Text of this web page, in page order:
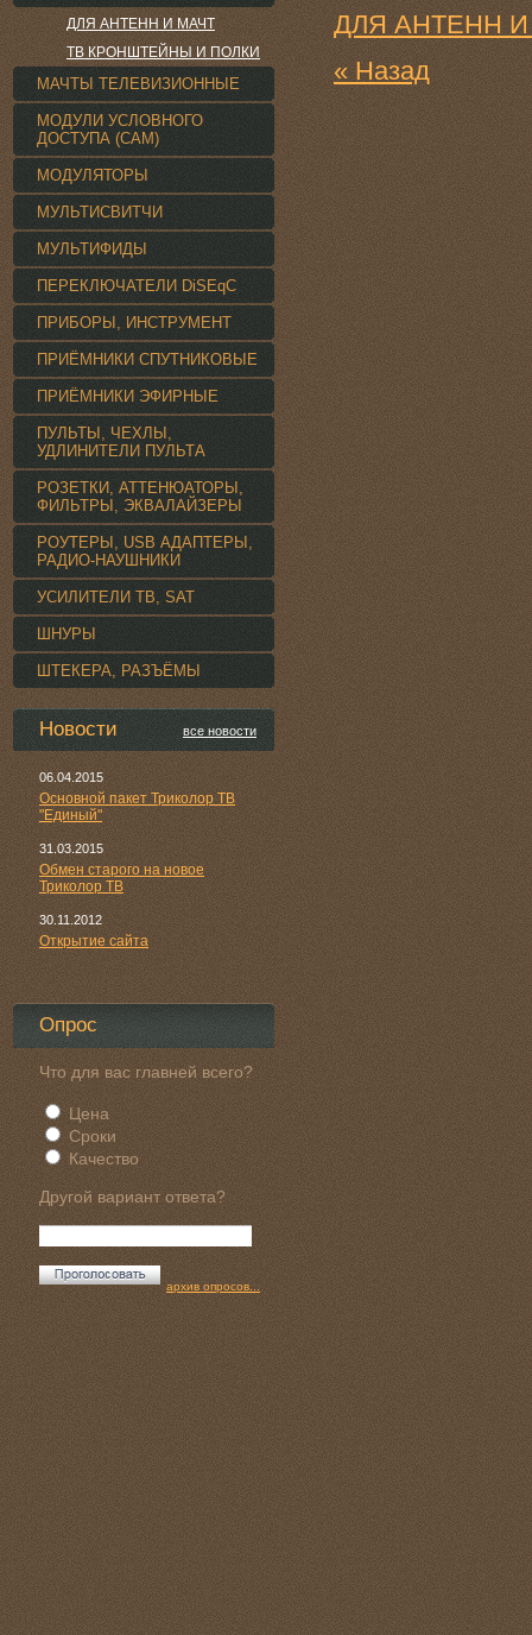
ДЛЯ АНТЕНН
« Назад
ДЛЯ АНТЕНН И МАЧТ
ТВ КРОНШТЕЙНЫ И ПОЛКИ
МАЧТЫ ТЕЛЕВИЗИОННЫЕ
МОДУЛИ УСЛОВНОГО
ДОСТУПА (CAM)
МОДУЛЯТОРЫ
МУЛЬТИСВИТЧИ
МУЛЬТИФИДЫ
ПЕРЕКЛЮЧАТЕЛИ DiSEqC
ПРИБОРЫ, ИНСТРУМЕНТ
ПРИЁМНИКИ СПУТНИКОВЫЕ
ПРИЁМНИКИ ЭФИРНЫЕ
ПУЛЬТЫ, ЧЕХЛЫ,
УДЛИНИТЕЛИ ПУЛЬТА
РОЗЕТКИ, АТТЕНЮАТОРЫ,
ФИЛЬТРЫ, ЭКВАЛАЙЗЕРЫ
РОУТЕРЫ, USB АДАПТЕРЫ,
РАДИО-НАУШНИКИ
УСИЛИТЕЛИ TВ, SAT
ШНУРЫ
ШТЕКЕРА, РАЗЪЁМЫ
Новости все новости
06.04.2015
Основной пакет Триколор ТВ
"Единый"
31.03.2015
Обмен старого на новое
Триколор ТВ
30.11.2012
Открытие сайта
Опрос
Что для вас главней всего?
Цена
Сроки
Качество
Другой вариант ответа?
архив опросов...